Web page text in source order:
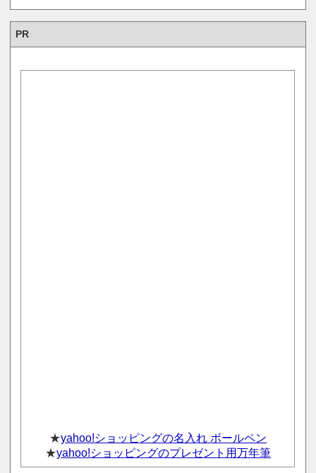
PR
★yahoo!ショッピングの名入れ ボールペン
★yahoo!ショッピングのプレゼント用万年筆